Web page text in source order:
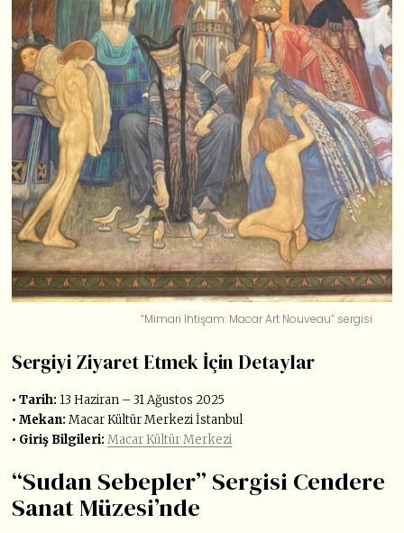
“Mimari İhtişam: Macar Art Nouveau” sergisi
Sergiyi Ziyaret Etmek İçin Detaylar
• Tarih: 13 Haziran – 31 Ağustos 2025
• Mekan:Macar Kültür Merkezi İstanbul
• Giriş Bilgileri:Macar Kültür Merkezi
“Sudan Sebepler” Sergisi Cendere
Sanat Müzesi’nde